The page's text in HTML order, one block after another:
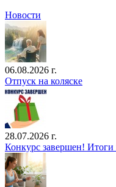
Новости
06.08.2026 г.
Отпуск на коляске
28.07.2026 г.
Конкурс завершен!